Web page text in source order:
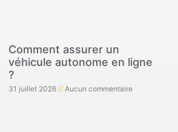
Comment assurer un
véhicule autonome en ligne
?
31 juillet 2026 Aucun commentaire